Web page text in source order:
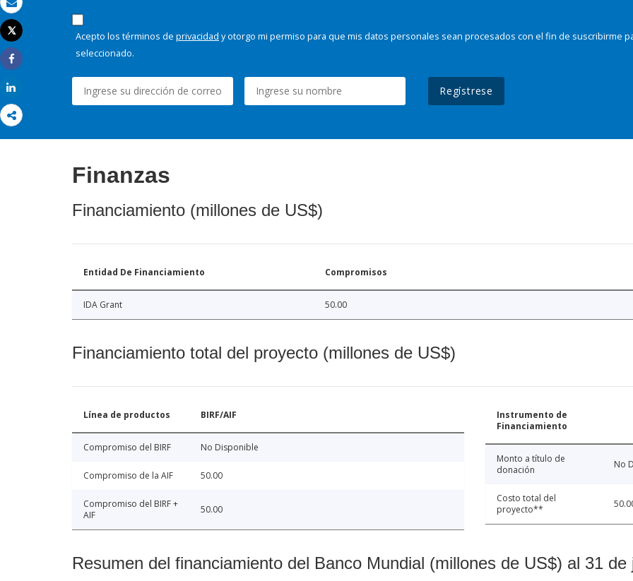
Correo electrónico
Imprimir
Tweet
Share
Acepto los términos de privacidad y otorgo mi permiso para que mis datos personales sean procesados con el fin de suscribirme
seleccionado.
Regístrese
Finanzas
Financiamiento (millones de US$)
Entidad De Financiamiento Compromisos
IDA Grant 50.00
Financiamiento total del proyecto (millones de US$)
Línea de productos BIRF/AIF
Compromiso del BIRF No Disponible
Compromiso de la AIF 50.00
Compromiso del BIRF +
AIF
50.00
Instrumento de
Financiamiento
Monto a título de
donación
No
Costo total del
proyecto**
Resumen del financiamiento del Banco Mundial (millones de US$) al 31 de